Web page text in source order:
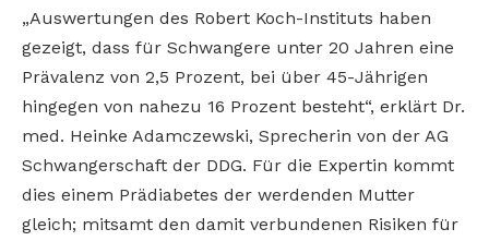
„Auswertungen des Robert Koch-Instituts haben
gezeigt, dass für Schwangere unter 20 Jahren eine
Prävalenz von 2,5 Prozent, bei über 45-Jährigen
hingegen von nahezu 16 Prozent besteht“, erklärt Dr.
med. Heinke Adamczewski, Sprecherin von der AG
Schwangerschaft der DDG. Für die Expertin kommt
dies einem Prädiabetes der werdenden Mutter
gleich; mitsamt den damit verbundenen Risiken für